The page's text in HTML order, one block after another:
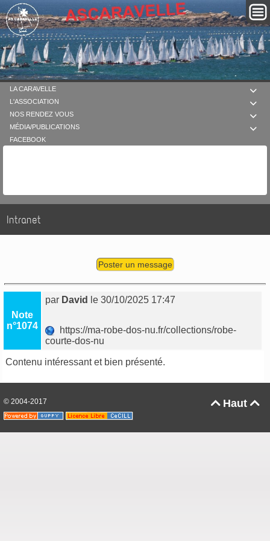

LA CARAVELLE

L'ASSOCIATION

NOS RENDEZ VOUS

MÉDIA/PUBLICATIONS
FACEBOOK
Intranet
Poster un message
Note
n°1074
par David le 30/10/2025 17:47
https://ma-robe-dos-nu.fr/collections/robe-
courte-dos-nu
Contenu intéressant et bien présenté.
Haut 
© 2004-2017